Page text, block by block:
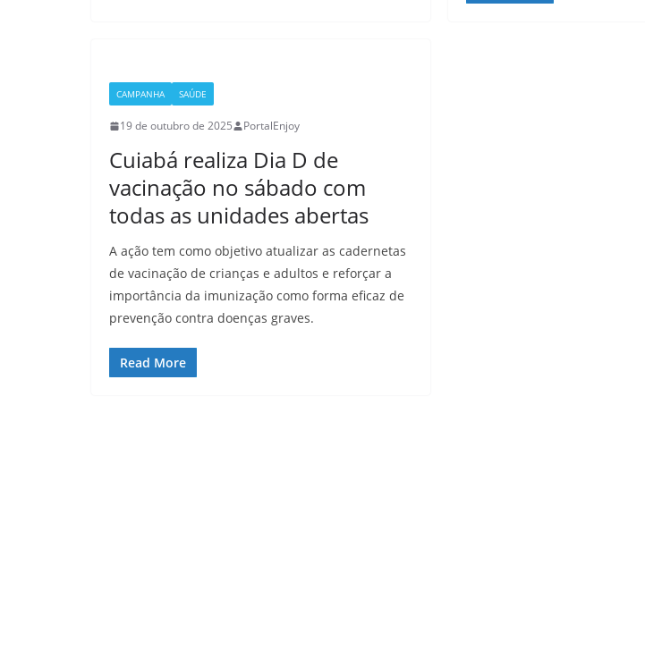
CAMPANHA SAÚDE
19 de outubro de 2025 PortalEnjoy
Cuiabá realiza Dia D de
vacinação no sábado com
todas as unidades abertas
A ação tem como objetivo atualizar as cadernetas
de vacinação de crianças e adultos e reforçar a
importância da imunização como forma eficaz de
prevenção contra doenças graves.
Read More